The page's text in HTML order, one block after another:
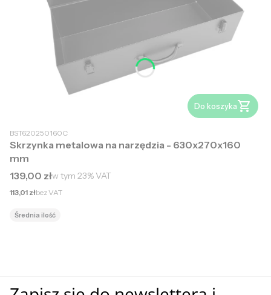
Do koszyka
BST620250160C
Skrzynka metalowa na narzędzia - 630x270x160
mm
Cena brutto
139,00 złw tym 23%VAT
Cena netto
113,01 złbez VAT
Średnia ilość